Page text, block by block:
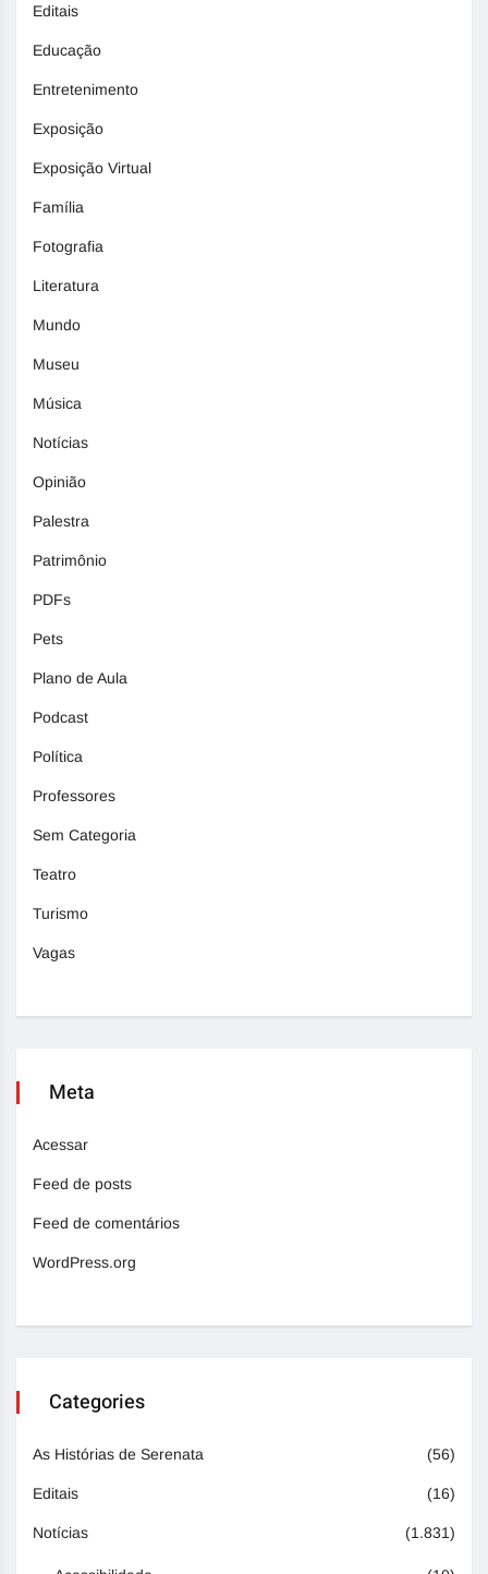
Editais
Educação
Entretenimento
Exposição
Exposição Virtual
Família
Fotografia
Literatura
Mundo
Museu
Música
Notícias
Opinião
Palestra
Patrimônio
PDFs
Pets
Plano de Aula
Podcast
Política
Professores
Sem Categoria
Teatro
Turismo
Vagas
Meta
Acessar
Feed de posts
Feed de comentários
WordPress.org
Categories
As Histórias de Serenata (56)
Editais (16)
Notícias (1.831)